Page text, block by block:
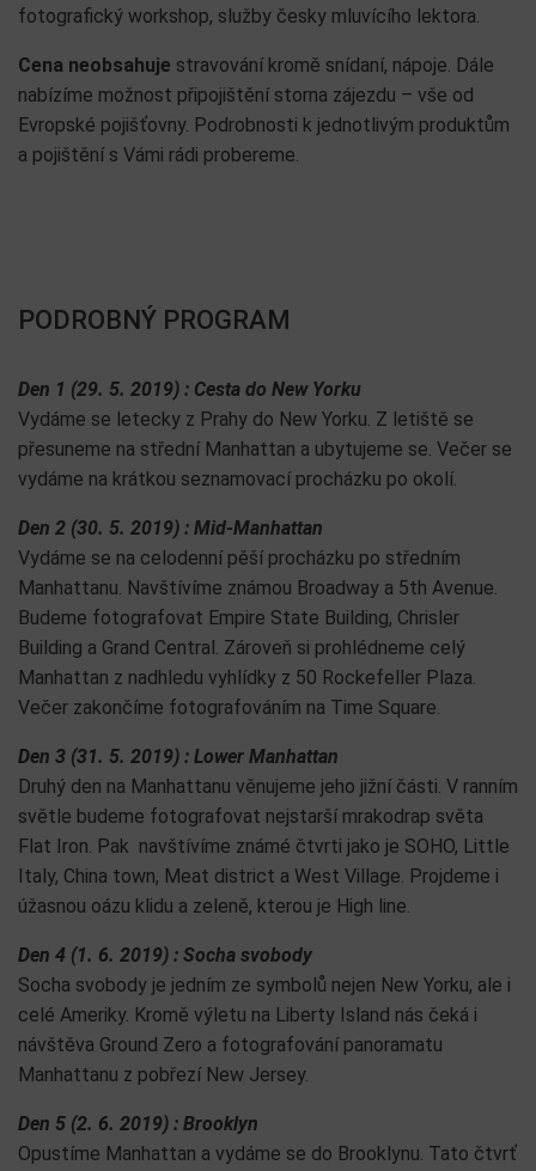
fotografický workshop, služby česky mluvícího lektora.
Cena neobsahuje stravování kromě snídaní, nápoje. Dále
nabízíme možnost připojištění storna zájezdu – vše od
Evropské pojišťovny. Podrobnosti k jednotlivým produktům
a pojištění s Vámi rádi probereme.
PODROBNÝ PROGRAM
Den 1 (29. 5. 2019) : Cesta do New Yorku
Vydáme se letecky z Prahy do New Yorku. Z letiště se
přesuneme na střední Manhattan a ubytujeme se. Večer se
vydáme na krátkou seznamovací procházku po okolí.
Den 2 (30. 5. 2019) : Mid-Manhattan
Vydáme se na celodenní pěší procházku po středním
Manhattanu. Navštívíme známou Broadway a 5th Avenue.
Budeme fotografovat Empire State Building, Chrisler
Building a Grand Central. Zároveň si prohlédneme celý
Manhattan z nadhledu vyhlídky z 50 Rockefeller Plaza.
Večer zakončíme fotografováním na Time Square.
Den 3 (31. 5. 2019) : Lower Manhattan
Druhý den na Manhattanu věnujeme jeho jižní části. V ranním
světle budeme fotografovat nejstarší mrakodrap světa
Flat Iron. Pak navštívíme známé čtvrti jako je SOHO, Little
Italy, China town, Meat district a West Village. Projdeme i
úžasnou oázu klidu a zeleně, kterou je High line.
Den 4 (1. 6. 2019) : Socha svobody
Socha svobody je jedním ze symbolů nejen New Yorku, ale i
celé Ameriky. Kromě výletu na Liberty Island nás čeká i
návštěva Ground Zero a fotografování panoramatu
Manhattanu z pobřezí New Jersey.
Den 5 (2. 6. 2019) : Brooklyn
Opustíme Manhattan a vydáme se do Brooklynu. Tato čtvrť